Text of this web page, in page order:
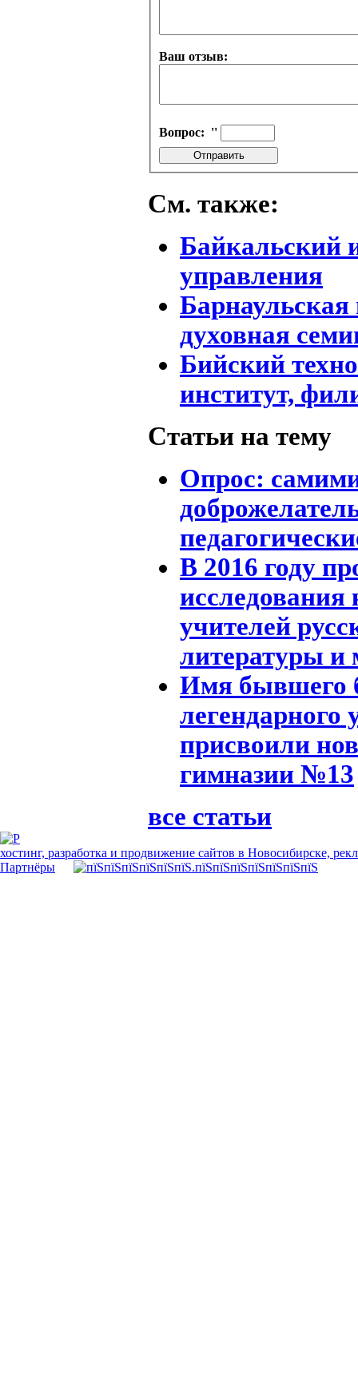
Ваш отзыв:
Вопрос: ''
См. также:
Байкальский
управления
духовная
Бийский
институт,
Статьи на тему
Опрос:
В 2016 году
исследования
учителей
литературы и
Имя бывшего
легендарного
присвоили
гимназии №13
все статьи
хостинг, разработка и продвижение сайтов в Новосибирске,
Партнёры